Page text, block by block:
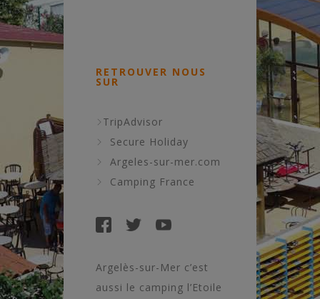
RETROUVER NOUS
SUR
TripAdvisor
Secure Holiday
Argeles-sur-mer.com
Camping France
Argelès-sur-Mer c’est
aussi le camping l’Etoile